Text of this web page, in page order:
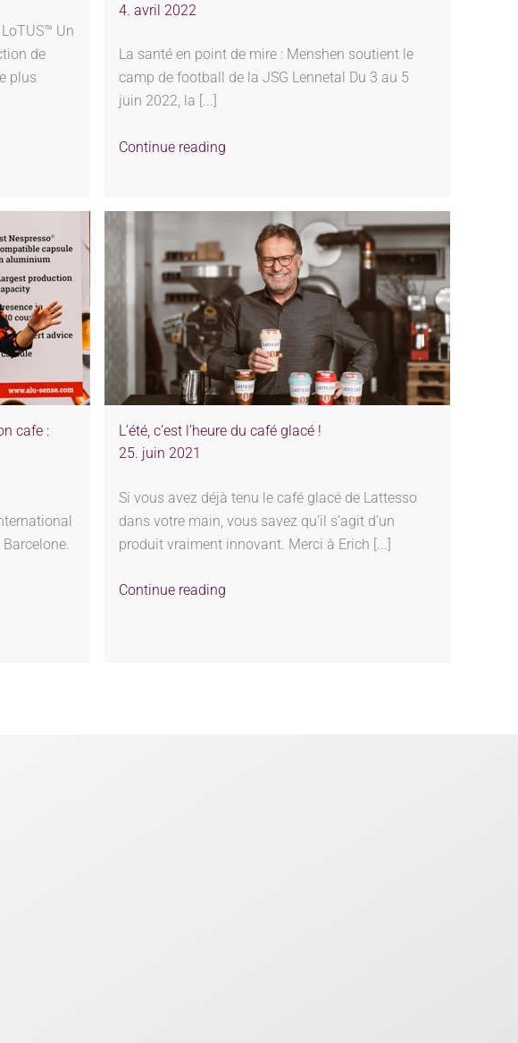
Un
de
plus
4. avril 2022
La santé en point de mire : Menshen soutient le
camp de football de la JSG Lennetal Du 3 au 5
juin 2022, la [...]
Continue reading
cafe :
L’été, c’est l’heure du café glacé !
25. juin 2021
Si vous avez déjà tenu le café glacé de Lattesso
dans votre main, vous savez qu’il s’agit d’un
produit vraiment innovant. Merci à Erich [...]
Continue reading